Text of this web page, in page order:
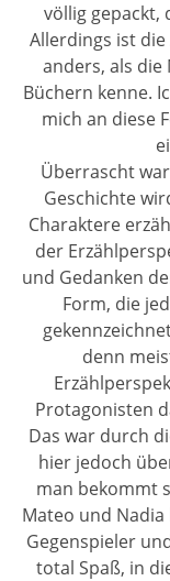
völlig gepackt,
Allerdings ist
anders, als die
Büchern kenne.
mich an diese
Überrascht
Geschichte
Charaktere
der
und Gedanken
Form, die
denn
Protagonisten
Das war durch
hier jedoch
man bekommt
Mateo und
Gegenspieler
total Spaß, in